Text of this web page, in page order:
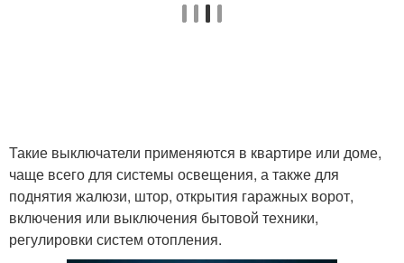
Такие выключатели применяются в квартире или доме,
чаще всего для системы освещения, а также для
поднятия жалюзи, штор, открытия гаражных ворот,
включения или выключения бытовой техники,
регулировки систем отопления.